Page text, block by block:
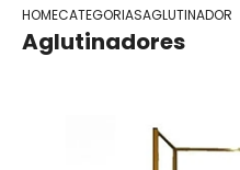
HOMECATEGORIASAGLUTINADORES
Aglutinadores